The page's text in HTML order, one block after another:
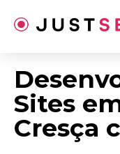
para
Sites
Cresça